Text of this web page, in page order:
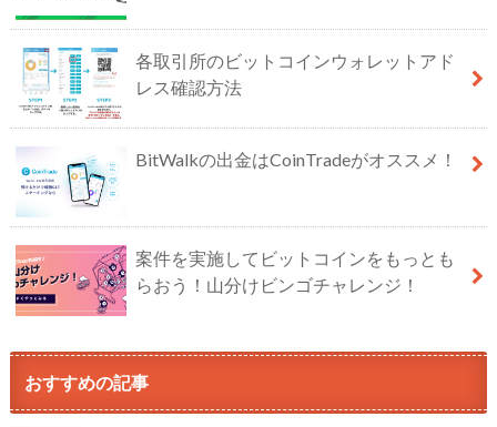
各取引所のビットコインウォレットアド
レス確認方法
BitWalkの出金はCoinTradeがオススメ！
案件を実施してビットコインをもっとも
らおう！山分けビンゴチャレンジ！
おすすめの記事